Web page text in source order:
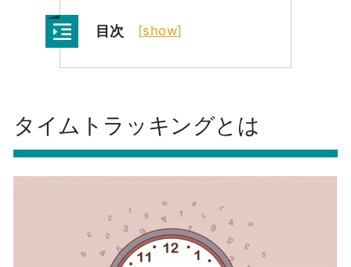
目次 [show]
タイムトラッキングとは